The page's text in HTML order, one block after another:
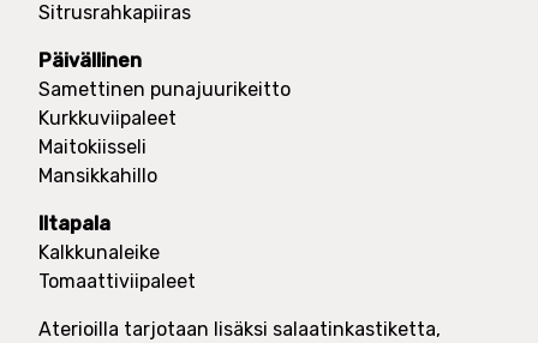
Sitrusrahkapiiras
Päivällinen
Samettinen punajuurikeitto
Kurkkuviipaleet
Maitokiisseli
Mansikkahillo
Iltapala
Kalkkunaleike
Tomaattiviipaleet
Aterioilla tarjotaan lisäksi salaatinkastiketta,